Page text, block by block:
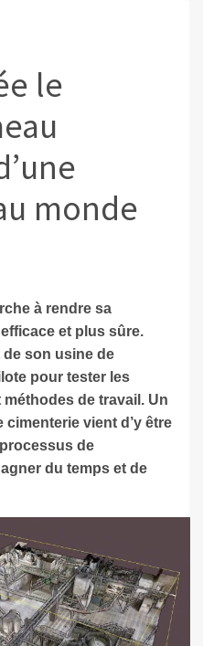
le
monde
à rendre sa
et plus sûre.
de son usine de
pour tester les
de travail. Un
vient d’y être
de
du temps et de